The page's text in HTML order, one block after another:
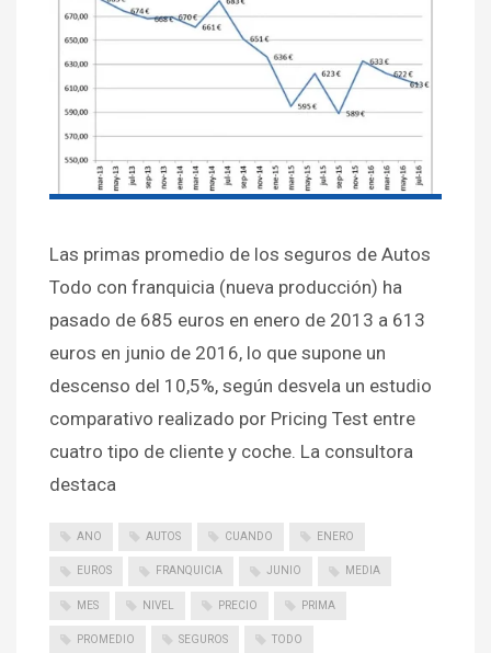
Las primas promedio de los seguros de Autos
Todo con franquicia (nueva producción) ha
pasado de 685 euros en enero de 2013 a 613
euros en junio de 2016, lo que supone un
descenso del 10,5%, según desvela un estudio
comparativo realizado por Pricing Test entre
cuatro tipo de cliente y coche. La consultora
destaca
ANO AUTOS CUANDO ENERO
EUROS FRANQUICIA JUNIO MEDIA
MES NIVEL PRECIO PRIMA
PROMEDIO SEGUROS TODO